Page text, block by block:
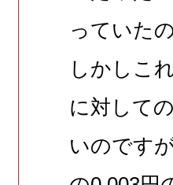
っていた
しかしこ
に対して
いのです